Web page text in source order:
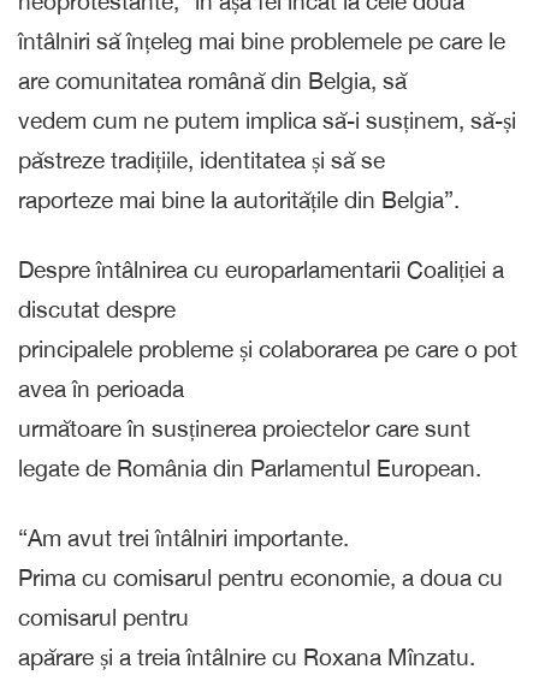
întâlniri să înțeleg mai bine problemele pe care le
are comunitatea română din Belgia, să
vedem cum ne putem implica să-i susținem, să-și
păstreze tradițiile, identitatea și să se
raporteze mai bine la autoritățile din Belgia”.
Despre întâlnirea cu europarlamentarii Coaliției a
discutat despre
principalele probleme și colaborarea pe care o pot
avea în perioada
următoare în susținerea proiectelor care sunt
legate de România din Parlamentul European.
“Am avut trei întâlniri importante.
Prima cu comisarul pentru economie, a doua cu
comisarul pentru
apărare și a treia întâlnire cu Roxana Mînzatu.